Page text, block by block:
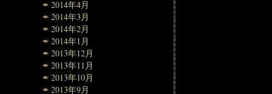
2014年4月
2014年3月
2014年2月
2014年1月
2013年12月
2013年11月
2013年10月
2013年9月